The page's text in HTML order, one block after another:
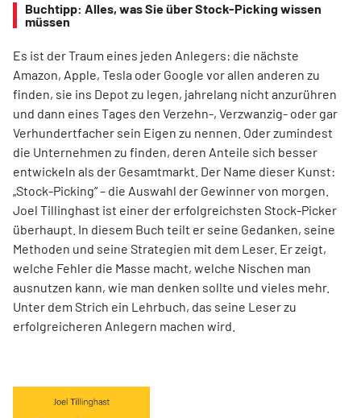
Buchtipp: Alles, was Sie über Stock-Picking wissen
müssen
Es ist der Traum eines jeden Anlegers: die nächste
Amazon, Apple, Tesla oder Google vor allen anderen zu
finden, sie ins Depot zu legen, jahrelang nicht anzurühren
und dann eines Tages den Verzehn-, Verzwanzig- oder gar
Verhundertfacher sein Eigen zu nennen. Oder zumindest
die Unternehmen zu finden, deren Anteile sich besser
entwickeln als der Gesamtmarkt. Der Name dieser Kunst:
„Stock-Picking“ – die Auswahl der Gewinner von morgen.
Joel Tillinghast ist einer der erfolgreichsten Stock-Picker
überhaupt. In diesem Buch teilt er seine Gedanken, seine
Methoden und seine Strategien mit dem Leser. Er zeigt,
welche Fehler die Masse macht, welche Nischen man
ausnutzen kann, wie man denken sollte und vieles mehr.
Unter dem Strich ein Lehrbuch, das seine Leser zu
erfolgreicheren Anlegern machen wird.